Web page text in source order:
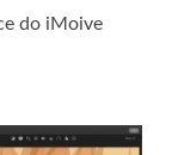
do iMoive